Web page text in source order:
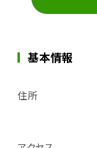
基本情報
住所